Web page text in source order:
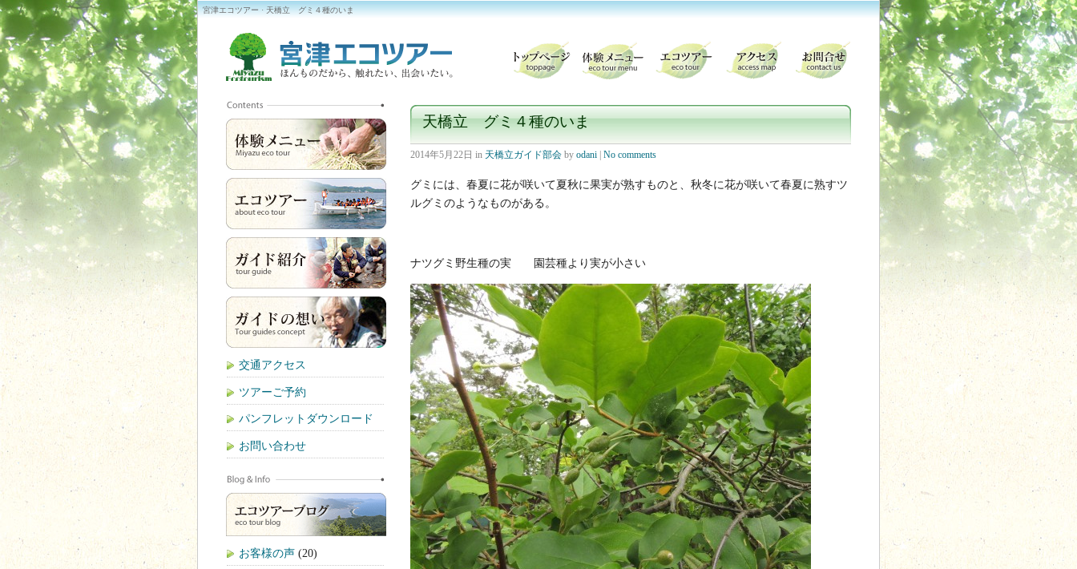
宮津エコツアー · 天橋立 グミ４種のいま
天橋立 グミ４種のいま
2014年5月22日 in 天橋立ガイド部会 by odani No comments
グミには、春夏に花が咲いて夏秋に果実が熟すものと、秋冬に花が咲いて春夏に熟すツ
ルグミのようなものがある。
ナツグミ野生種の実 園芸種より実が小さい
交通アクセス
ツアーご予約
パンフレットダウンロード
お問い合わせ
お客様の声 (20)